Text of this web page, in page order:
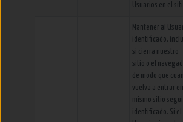
Usuarios en el
Mantener al
identificado,
si cierra nuestro
sitio o el
de modo que
vuelva a entrar en
mismo sitio
identificado. Si el